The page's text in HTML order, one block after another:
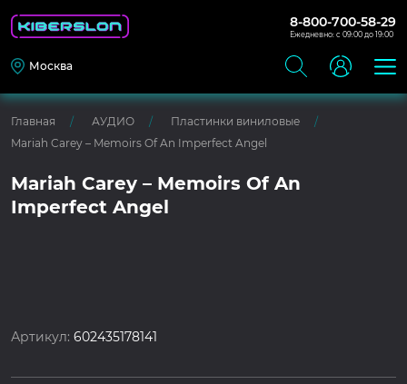
8-800-700-58-29
Ежедневно: с 09:00 до 19:00
Москва
Главная АУДИО
Пластинки виниловые
Mariah Carey – Memoirs Of An Imperfect Angel
Mariah Carey – Memoirs Of An
Imperfect Angel
Артикул:602435178141